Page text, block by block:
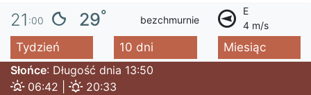
21 :00 29° bezchmurnie
E
4 m/s
Tydzień 10 dni
Miesiąc
Słońce: Długość dnia 13:50
06:42 |
20:33